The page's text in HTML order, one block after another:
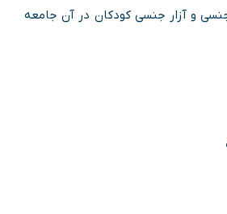
و آزار جنسی کودکان در آن جامعه